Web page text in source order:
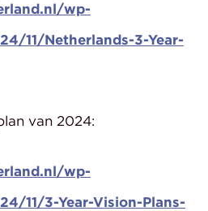
wp-
11/Netherlands-3-Year-
van 2024:
wp-
11/3-Year-Vision-Plans-